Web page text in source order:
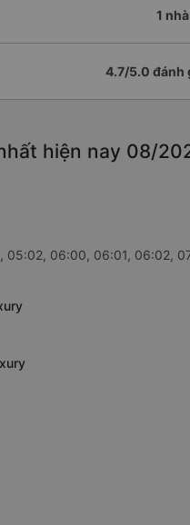
1
4.7/5.0 đánh
hiện nay 08/
05:02, 06:00, 06:01, 06:02,